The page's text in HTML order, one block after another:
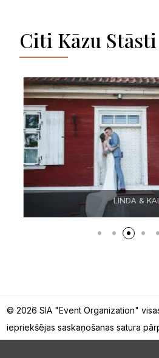
Citi Kāzu Stāsti
LINDA &
© 2026 SIA "Event Organization"
iepriekšējas saskaņošanas satura